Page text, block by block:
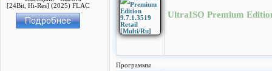
UltraISO Premium
Программы